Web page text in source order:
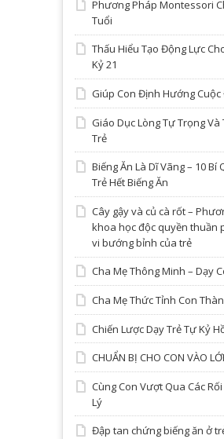
Phương Pháp Montessori
Tuổi
Thấu Hiểu Tạo Động Lực
Kỷ 21
Giúp Con Định Hướng Cuộc
Giáo Dục Lòng Tự Trọng Và
Trẻ
Biếng Ăn Là Dĩ Vãng – 10 Bí
Trẻ Hết Biếng Ăn
Cây gậy và củ cà rốt –
khoa học độc quyền thuần
vi bướng bỉnh của trẻ
Cha Mẹ Thông Minh – Dạy
Cha Mẹ Thức Tỉnh Con
Chiến Lược Dạy Trẻ Tự Kỷ
CHUẨN BỊ CHO CON VÀO
Cùng Con Vượt Qua Các
Lý
Đập tan chứng biếng ăn ở